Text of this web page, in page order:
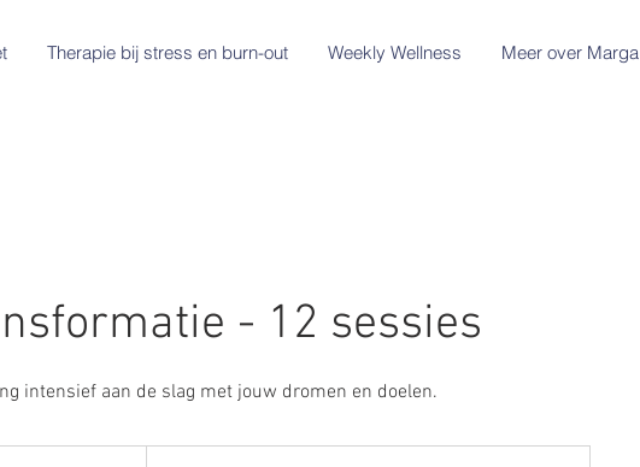
Therapie bij stress en burn-out Weekly Wellness Meer over Marga
- 12 sessies
intensief aan de slag met jouw dromen en doelen.